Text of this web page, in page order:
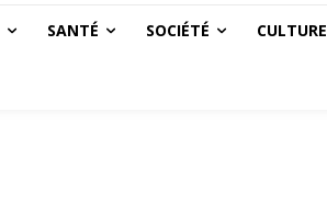
SANTÉ SOCIÉTÉ CULTURE